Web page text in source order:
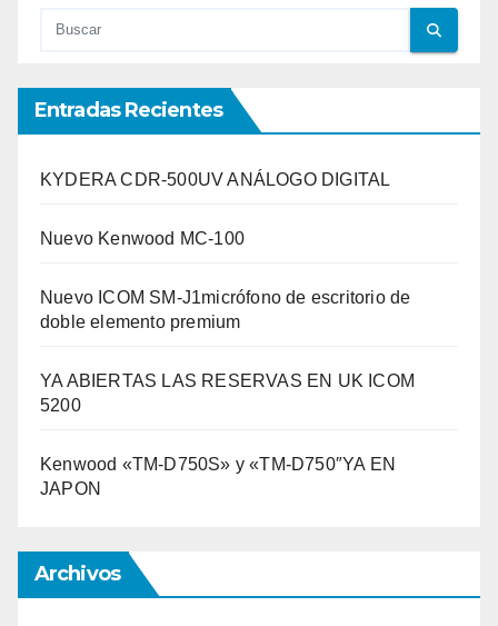
Entradas Recientes
KYDERA CDR-500UV ANÁLOGO DIGITAL
Nuevo Kenwood MC-100
Nuevo ICOM SM-J1micrófono de escritorio de
doble elemento premium
YA ABIERTAS LAS RESERVAS EN UK ICOM
5200
Kenwood «TM-D750S» y «TM-D750″YA EN
JAPON
Archivos